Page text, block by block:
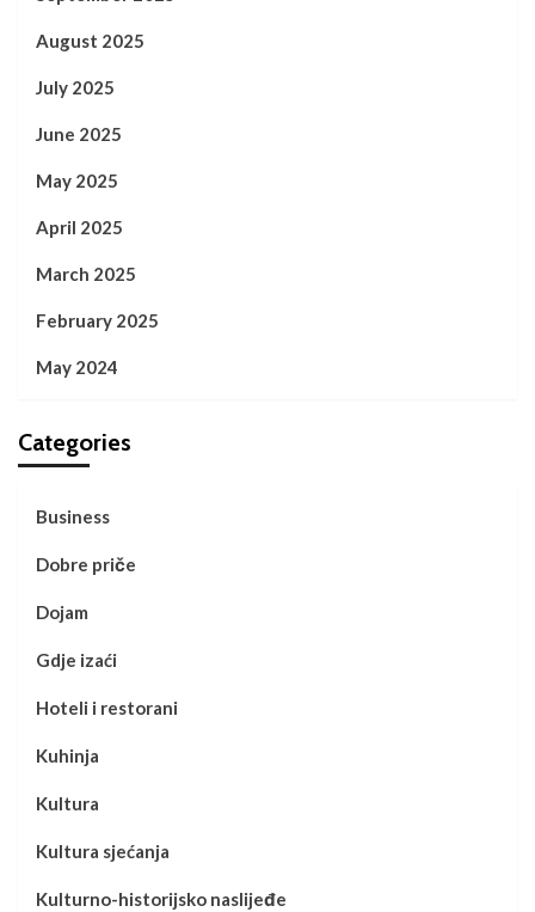
August 2025
July 2025
June 2025
May 2025
April 2025
March 2025
February 2025
May 2024
Categories
Business
Dobre priče
Dojam
Gdje izaći
Hoteli i restorani
Kuhinja
Kultura
Kultura sjećanja
Kulturno-historijsko naslijeđe